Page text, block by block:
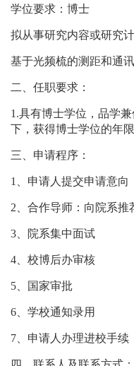
学位要求：博士
拟从事研究内容或研究计
基于光频梳的测距和通
二、任职要求：
1.具有博士学位，品学
下，获得博士学位的年
三、申请程序：
1、申请人提交申请意向
2、合作导师：向院系推
3、院系集中面试
4、校博后办审核
5、国家审批
6、学校通知录用
7、申请人办理进校手续